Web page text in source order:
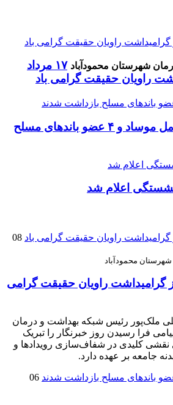
شهرستان محمودآباد
۱۷ مرداد
راویان حقیقت گرامی باد
۲۱ عامل موساد و ۴ عضو باند‌های مسلح
اعلام شد
08
محمودآباد
گرامیداشت راویان حقیقت گرامی
علی ملک‌پور رئیس شبکه بهداشت و درمان
فرا رسیدن روز خبرنگار را تبریک
نقشی کلیدی در شفاف‌سازی رویدادها و
بدنه جامعه بر عهده دارد.
06